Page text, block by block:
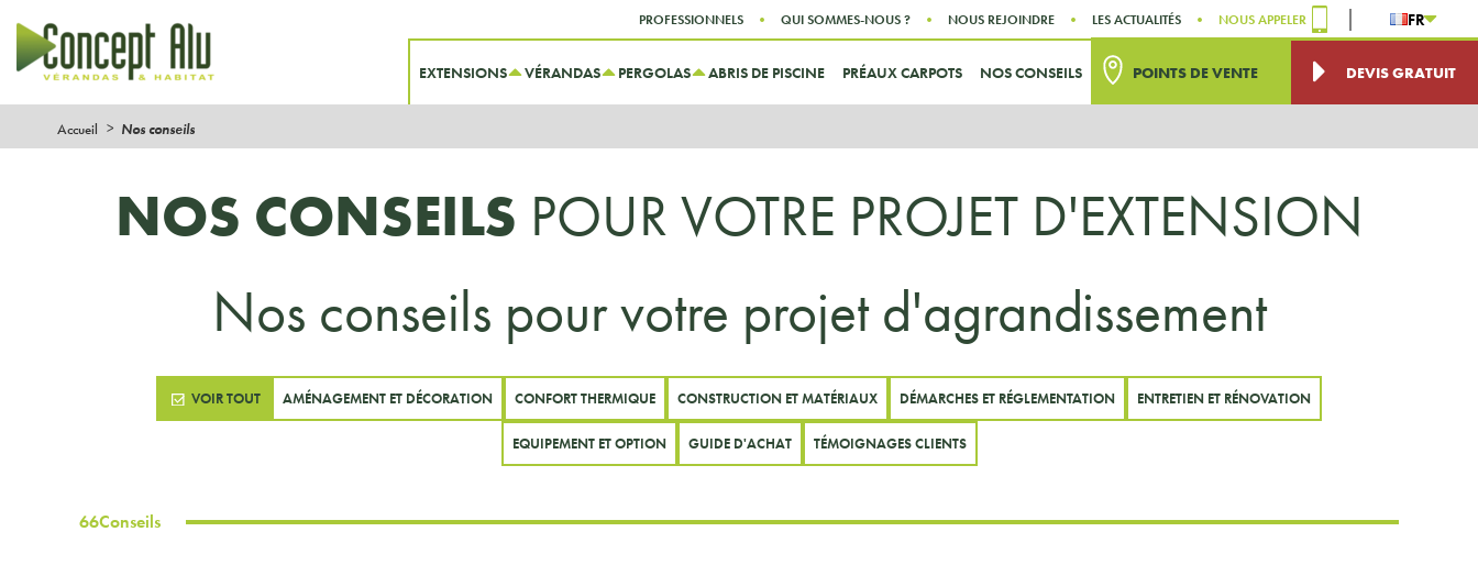
Aller au menu
Aller au contenu
PROFESSIONNELS QUI SOMMES-NOUS ? NOUS REJOINDRE LES ACTUALITÉS NOUS APPELER FR
EXTENSIONS VÉRANDAS PERGOLAS ABRIS DE PISCINE PRÉAUX CARPOTS NOS CONSEILS POINTS DE VENTE DEVIS GRATUIT
Accueil Nos conseils
NOS CONSEILS POUR VOTRE PROJET D'EXTENSION
Nos conseils pour votre projet d'agrandissement
VOIR TOUT AMÉNAGEMENT ET DÉCORATION CONFORT THERMIQUE CONSTRUCTION ET MATÉRIAUX DÉMARCHES ET RÉGLEMENTATION ENTRETIEN ET RÉNOVATION
EQUIPEMENT ET OPTION GUIDE D'ACHAT TÉMOIGNAGES CLIENTS
66Conseils